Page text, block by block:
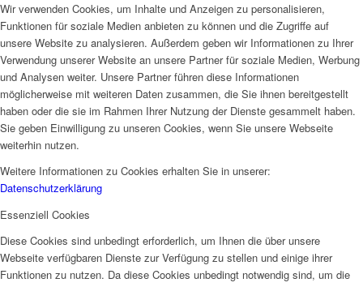
Wir verwenden Cookies, um Inhalte und Anzeigen zu personalisieren,
Funktionen für soziale Medien anbieten zu können und die Zugriffe auf
unsere Website zu analysieren. Außerdem geben wir Informationen zu Ihrer
Verwendung unserer Website an unsere Partner für soziale Medien, Werbung
und Analysen weiter. Unsere Partner führen diese Informationen
möglicherweise mit weiteren Daten zusammen, die Sie ihnen bereitgestellt
haben oder die sie im Rahmen Ihrer Nutzung der Dienste gesammelt haben.
Sie geben Einwilligung zu unseren Cookies, wenn Sie unsere Webseite
weiterhin nutzen.
Weitere Informationen zu Cookies erhalten Sie in unserer:
Datenschutzerklärung
Essenziell Cookies
Diese Cookies sind unbedingt erforderlich, um Ihnen die über unsere
Webseite verfügbaren Dienste zur Verfügung zu stellen und einige ihrer
Funktionen zu nutzen. Da diese Cookies unbedingt notwendig sind, um die